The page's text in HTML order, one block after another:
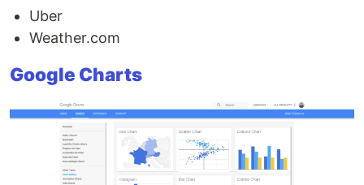
Uber
Weather.com
Google Charts